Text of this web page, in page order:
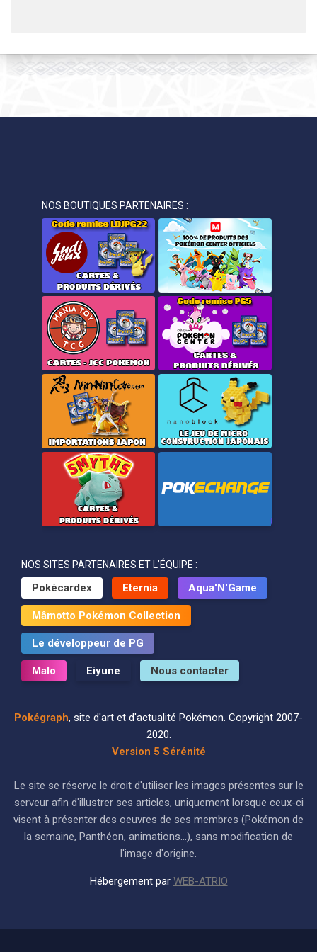
NOS BOUTIQUES PARTENAIRES :
NOS SITES PARTENAIRES ET L’ÉQUIPE :
Pokécardex Eternia Aqua'N'Game
Mâmotto Pokémon Collection
Le développeur de PG
Malo Eiyune Nous contacter
Pokégraph, site d'art et d'actualité Pokémon. Copyright 2007-
2020.
Version 5 Sérénité
Le site se réserve le droit d'utiliser les images présentes sur le
serveur afin d'illustrer ses articles, uniquement lorsque ceux-ci
visent à présenter des oeuvres de ses membres (Pokémon de
la semaine, Panthéon, animations...), sans modification de
l'image d'origine.
Hébergement par WEB-ATRIO